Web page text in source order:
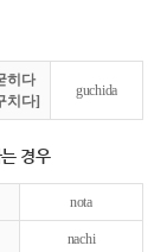
히다
치다]
guchida
경우
nota
nachi